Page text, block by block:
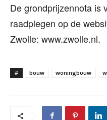
De grondprijzennota is
raadplegen op de
Zwolle: www.zwolle.nl.
# bouw woningbouw